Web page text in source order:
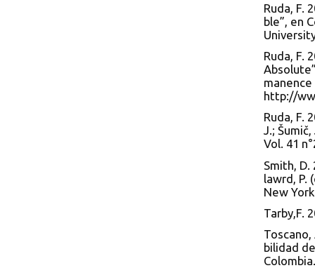
Ruda, F.
ble”, en
Ruda, F.
http://
Ruda, F.
J.;
Vol. 41
Smith,
lawrd, P.
New
Tarby,F.
Toscano,
bilidad
Colombia.